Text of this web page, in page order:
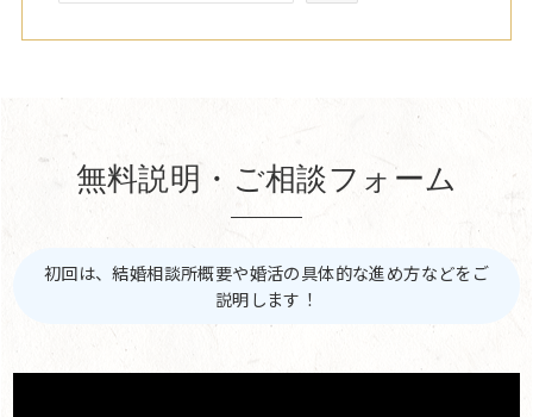
無料説明・ご相談フォーム
初回は、結婚相談所概要や婚活の具体的な進め方などをご
説明します！